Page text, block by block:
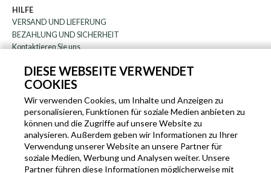
DIESE WEBSEITE VERWENDET
COOKIES
Wir verwenden Cookies, um Inhalte und Anzeigen zu
personalisieren, Funktionen für soziale Medien anbieten zu
können und die Zugriffe auf unsere Website zu
analysieren. Außerdem geben wir Informationen zu Ihrer
Verwendung unserer Website an unsere Partner für
soziale Medien, Werbung und Analysen weiter. Unsere
Partner führen diese Informationen möglicherweise mit
HILFE
VERSAND UND LIEFERUNG
BEZAHLUNG UND SICHERHEIT
Kontaktieren Sie uns
DAS UNTERNEHMEN
Rundschreiben
über uns
Blog
Partnerprogramm
EN IT FR DE